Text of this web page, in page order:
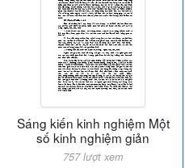
Sáng kiến kinh nghiệm Một
số kinh nghiệm giản
757 lượt xem